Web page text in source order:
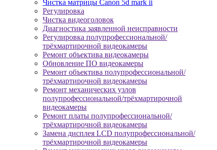
Чистка матрицы Canon 5d mark ii
Регулировка
Чистка видеоголовок
Диагностика заявленной неисправности
Регулировка полупрофессиональной/
трёхмартирочной видеокамеры
Ремонт объектива видеокамеры
Обновление ПО видеокамеры
Ремонт объектива полупрофессиональной/
трёхмартирочной видеокамеры
Ремонт механических узлов
полупрофессиональной/трёхмартирочной
видеокамеры
Ремонт платы полупрофессиональной/
трёхмартирочной видеокамеры
Замена дисплея LCD полупрофессиональной/
трёхмартирочной видеокамеры